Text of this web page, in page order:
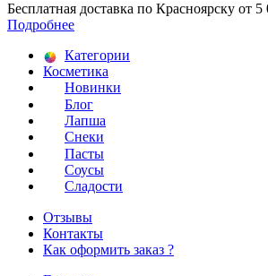
Бесплатная доставка по Красноярску от 5
Подробнее
Категории
Косметика
Новинки
Блог
Лапша
Снеки
Пасты
Соусы
Сладости
Отзывы
Контакты
Как оформить заказ ?